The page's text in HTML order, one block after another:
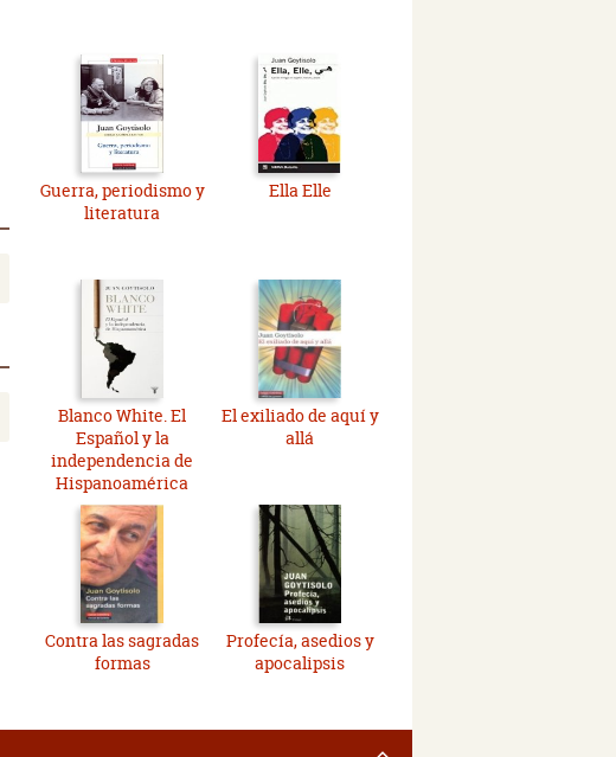
Guerra, periodismo y
literatura
Ella Elle
Blanco White. El
Español y la
independencia de
Hispanoamérica
El exiliado de aquí y
allá
Contra las sagradas
formas
Profecía, asedios y
apocalipsis